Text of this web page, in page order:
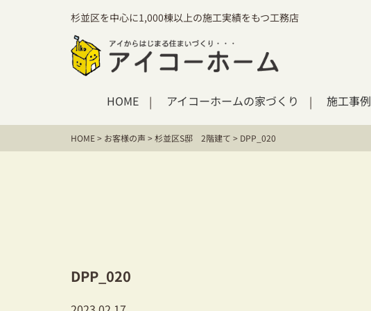
杉並区を中心に1,000棟以上の施工実績をもつ工務店
HOME アイコーホームの家づくり 施工事例
HOME> お客様の声 >杉並区S邸 2階建て > DPP_020
DPP_020